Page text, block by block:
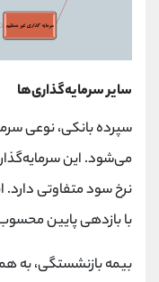
سایر سرمایه‌گذاری‌ها
سپرده بانکی، نوعی
می‌شود. این
نرخ سود متفاوتی
با بازدهی پایین
بیمه بازنشستگی، به